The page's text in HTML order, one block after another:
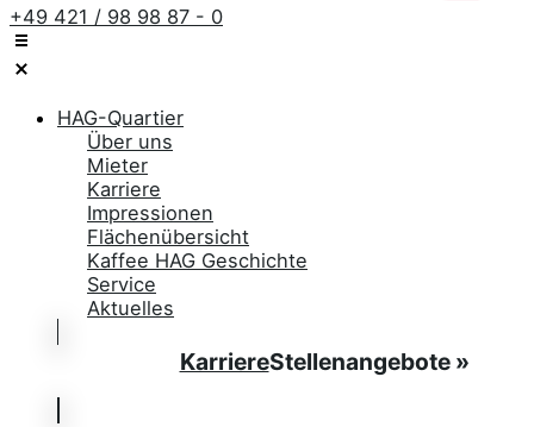
+49 421 / 98 98 87 - 0
HAG-Quartier
Über uns
Mieter
Karriere
Impressionen
Flächenübersicht
Kaffee HAG Geschichte
Service
Aktuelles
KarriereStellenangebote »